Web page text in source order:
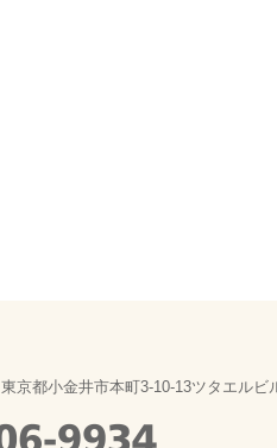
東京都小金井市本町3-10-13ツタエルビ